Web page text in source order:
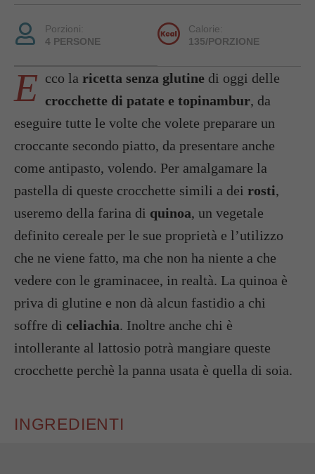
Porzioni:
4 PERSONE
Calorie:
135/PORZIONE
E cco la ricetta senza glutine di oggi delle
crocchette di patate e topinambur, da
eseguire tutte le volte che volete preparare un
croccante secondo piatto, da presentare anche
come antipasto, volendo. Per amalgamare la
pastella di queste crocchette simili a dei rosti,
useremo della farina di quinoa, un vegetale
definito cereale per le sue proprietà e l’utilizzo
che ne viene fatto, ma che non ha niente a che
vedere con le graminacee, in realtà. La quinoa è
priva di glutine e non dà alcun fastidio a chi
soffre di celiachia. Inoltre anche chi è
intollerante al lattosio potrà mangiare queste
crocchette perchè la panna usata è quella di soia.
INGREDIENTI